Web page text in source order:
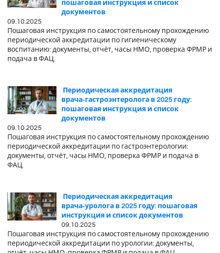
пошаговая инструкция и список
документов
09.10.2025
Пошаговая инструкция по самостоятельному прохождению
периодической аккредитации по гигиеническому
воспитанию: документы, отчёт, часы НМО, проверка ФРМР и
подача в ФАЦ.
Периодическая аккредитация
врача‑гастроэнтеролога в 2025 году:
пошаговая инструкция и список
документов
09.10.2025
Пошаговая инструкция по самостоятельному прохождению
периодической аккредитации по гастроэнтерологии:
документы, отчёт, часы НМО, проверка ФРМР и подача в
ФАЦ.
Периодическая аккредитация
врача‑уролога в 2025 году: пошаговая
инструкция и список документов
09.10.2025
Пошаговая инструкция по самостоятельному прохождению
периодической аккредитации по урологии: документы,